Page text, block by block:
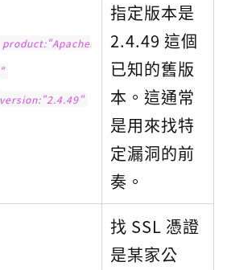
product:"Apache
"
version:"2.4.49"
指定版本是
2.4.49 這個
已知的舊版
本。這通常
是用來找特
定漏洞的前
奏。
找 SSL 憑證
是某家公